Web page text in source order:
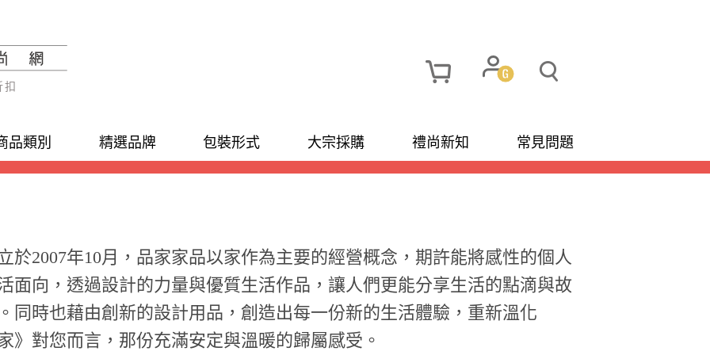
品類別 精選品牌 包裝形式 大宗採購 禮尚新知 常見問題
於2007年10月，品家家品以家作為主要的經營概念，期許能將感性的個人
面向，透過設計的力量與優質生活作品，讓人們更能分享生活的點滴與故
同時也藉由創新的設計用品，創造出每一份新的生活體驗，重新溫化
》對您而言，那份充滿安定與溫暖的歸屬感受。